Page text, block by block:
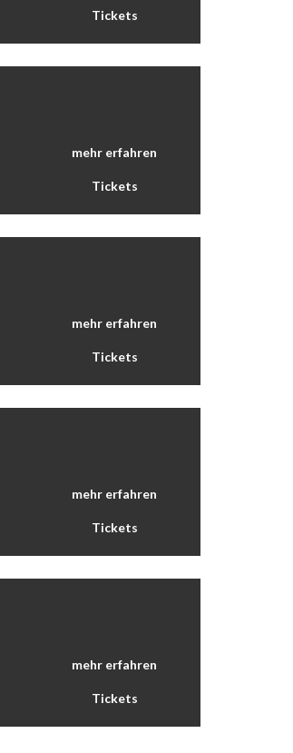
Tickets
mehr erfahren
Tickets
mehr erfahren
Tickets
mehr erfahren
Tickets
mehr erfahren
Tickets